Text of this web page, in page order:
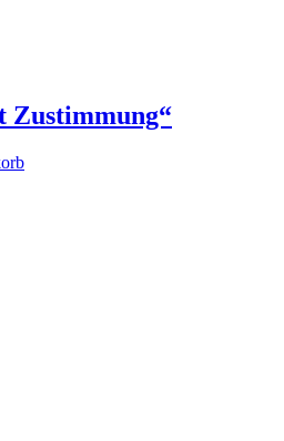
Zustimmung“